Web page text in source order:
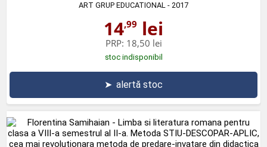
ART GRUP EDUCATIONAL - 2017
14,99 lei
PRP: 18,50 lei
stoc indisponibil
➤ alertă stoc